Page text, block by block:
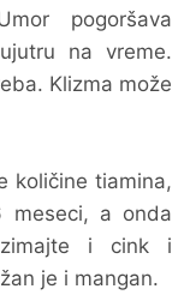
pogoršava
na vreme.
Klizma može
količine tiamina,
meseci, a onda
i cink i
je i mangan.